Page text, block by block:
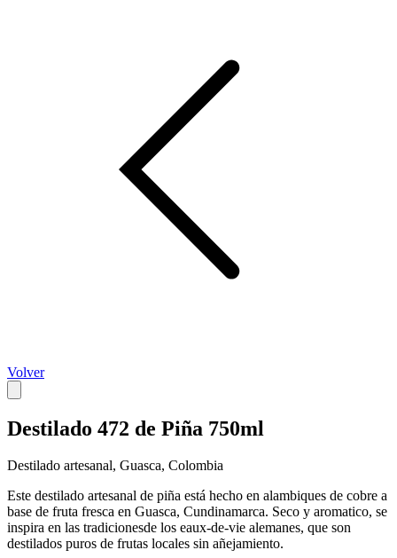
Volver
Destilado 472 de Piña 750ml
Destilado artesanal, Guasca, Colombia
Este destilado artesanal de piña está hecho en alambiques de cobre a
base de fruta fresca en Guasca, Cundinamarca. Seco y aromatico, se
inspira en las tradicionesde los eaux-de-vie alemanes, que son
destilados puros de frutas locales sin añejamiento.